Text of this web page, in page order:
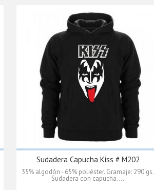
Sudadera Capucha Kiss # M202
35% algodón - 65% poliéster. Gramaje: 290 gs.
Sudadera con capucha....